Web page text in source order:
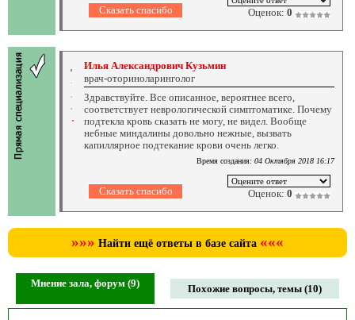
Оценок: 0
Илья Александрович Кузьмин
врач-оториноларинголог
Здравствуйте. Все описанное, вероятнее всего,
соответствует неврологической симптоматике. Почему
подтекла кровь сказать не могу, не видел. Вообще
небные миндалины довольно нежные, вызвать
капиллярное подтекание крови очень легко.
Время создания: 04 Октября 2018 16:17
Оценок: 0
»»» Найти ещё ответы в базе сайта «««
Мнение зала, форум (9) Похожие вопросы, темы (10)